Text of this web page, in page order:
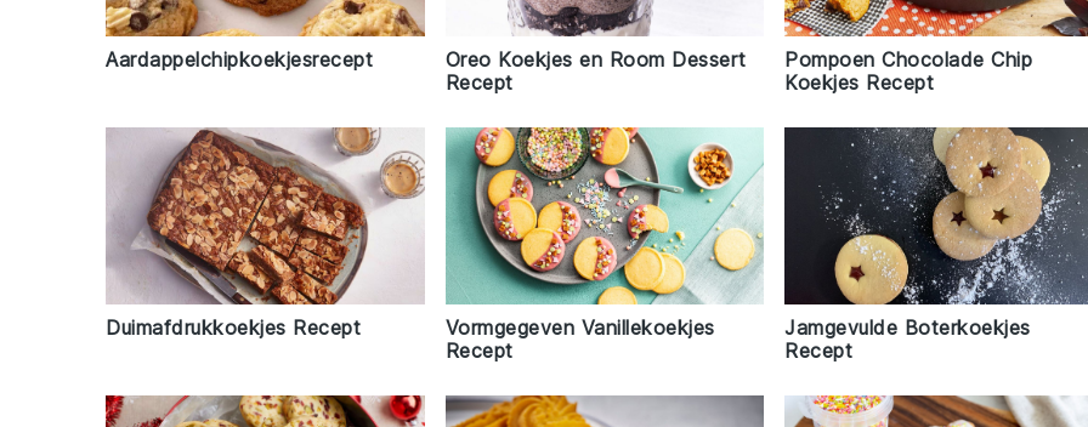
Aardappelchipkoekjesrecept
Oreo Koekjes en Room Dessert
Recept
Pompoen Chocolade Chip
Koekjes Recept
Duimafdrukkoekjes Recept
Vormgegeven Vanillekoekjes
Recept
Jamgevulde Boterkoekjes
Recept